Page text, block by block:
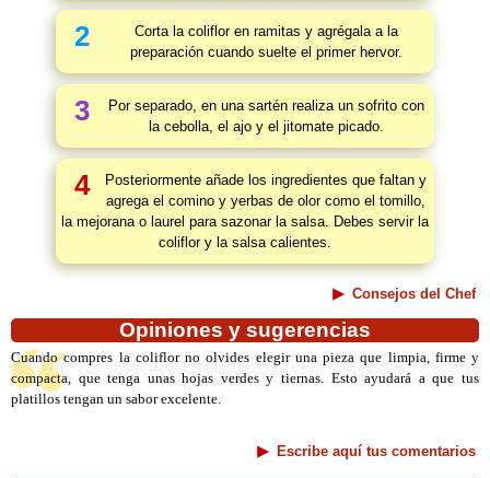
2
Corta la coliflor en ramitas y agrégala a la
preparación cuando suelte el primer hervor.
3
Por separado, en una sartén realiza un sofrito con
la cebolla, el ajo y el jitomate picado.
4
Posteriormente añade los ingredientes que faltan y
agrega el comino y yerbas de olor como el tomillo,
la mejorana o laurel para sazonar la salsa. Debes servir la
coliflor y la salsa calientes.
Consejos del Chef
Opiniones y sugerencias
Cuando compres la coliflor no olvides elegir una pieza que limpia, firme y
compacta, que tenga unas hojas verdes y tiernas. Esto ayudará a que tus
platillos tengan un sabor excelente.
Escribe aquí tus comentarios